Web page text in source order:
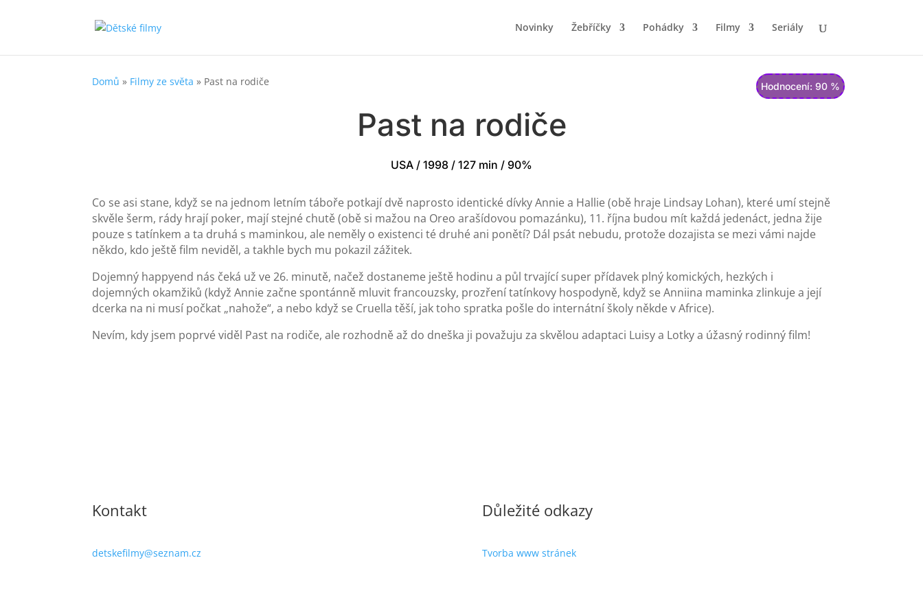
Novinky Žebříčky Pohádky Filmy Seriály
Hodnocení: 90 %
Domů » Filmy ze světa » Past na rodiče
Past na rodiče
USA / 1998 / 127 min / 90%
Co se asi stane, když se na jednom letním táboře potkají dvě naprosto identické dívky Annie a Hallie (obě hraje Lindsay Lohan), které umí stejně
skvěle šerm, rády hrají poker, mají stejné chutě (obě si mažou na Oreo arašídovou pomazánku), 11. října budou mít každá jedenáct, jedna žije
pouze s tatínkem a ta druhá s maminkou, ale neměly o existenci té druhé ani ponětí? Dál psát nebudu, protože dozajista se mezi vámi najde
někdo, kdo ještě film neviděl, a takhle bych mu pokazil zážitek.
Dojemný happyend nás čeká už ve 26. minutě, načež dostaneme ještě hodinu a půl trvající super přídavek plný komických, hezkých i
dojemných okamžiků (když Annie začne spontánně mluvit francouzsky, prozření tatínkovy hospodyně, když se Anniina maminka zlinkuje a její
dcerka na ni musí počkat „nahože“, a nebo když se Cruella těší, jak toho spratka pošle do internátní školy někde v Africe).
Nevím, kdy jsem poprvé viděl Past na rodiče, ale rozhodně až do dneška ji považuju za skvělou adaptaci Luisy a Lotky a úžasný rodinný film!
Kontakt
detskefilmy@seznam.cz
Důležité odkazy
Tvorba www stránek